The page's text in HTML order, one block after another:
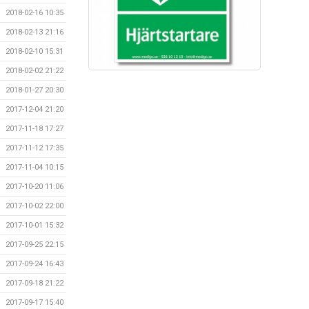
2018-02-16 10:35
2018-02-13 21:16
2018-02-10 15:31
2018-02-02 21:22
2018-01-27 20:30
2017-12-04 21:20
2017-11-18 17:27
2017-11-12 17:35
2017-11-04 10:15
2017-10-20 11:06
2017-10-02 22:00
2017-10-01 15:32
2017-09-25 22:15
2017-09-24 16:43
2017-09-18 21:22
2017-09-17 15:40